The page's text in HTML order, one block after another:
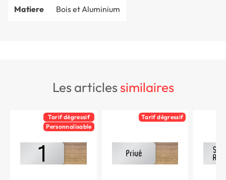
Matiere Bois et Aluminium
les articlessimilaires
Tarif dégressif
Personnalisable
Tarif dégressif